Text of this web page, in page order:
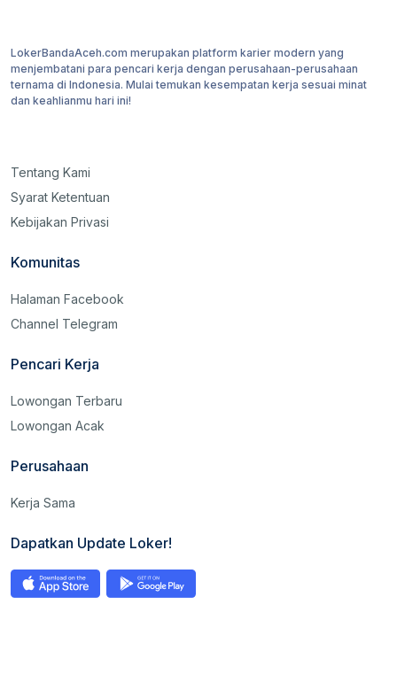
LokerBandaAceh.com merupakan platform karier modern yang
menjembatani para pencari kerja dengan perusahaan-perusahaan
ternama di Indonesia. Mulai temukan kesempatan kerja sesuai minat
dan keahlianmu hari ini!
Tentang Kami
Syarat Ketentuan
Kebijakan Privasi
Komunitas
Halaman Facebook
Channel Telegram
Pencari Kerja
Lowongan Terbaru
Lowongan Acak
Perusahaan
Kerja Sama
Dapatkan Update Loker!